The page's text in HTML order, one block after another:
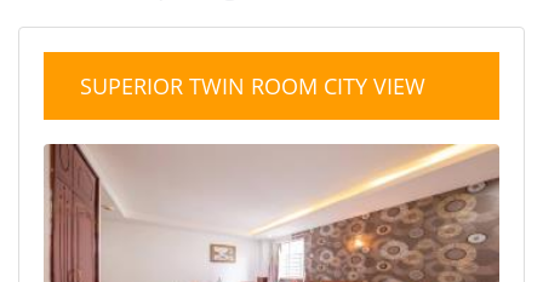
SUPERIOR TWIN ROOM CITY VIEW